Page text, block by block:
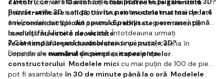
carton(cum ar fiCartonic),stabilitatea este garantată
prin stratificare solidă, dar la unelemodele mai maripoate
firecomandat lipiciulpentrudurabilitate permanentă,
care însănu este o necesitate.
Puzzle-urile 3Dsuntpotrivite pentru constructori de la 4
ani(modele simpledin spumă Sparkyscu piese mari)până
la adulți fără limită de vârstă. Întotdeauna urmați
recomandările producătoruluide pe cutie, care ia în
considerarenumărul și complexitatea pieselor.
❓ Cât timp durează asamblarea unui puzzle 3D?
Depinde de numărul de pieseșiexperiența
constructorului. Modelele mici cu mai puțin de 100 de piese
pot fi asamblate în 30 de minute până la o oră. Modelele